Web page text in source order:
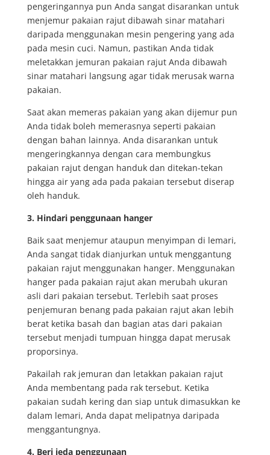
pengeringannya pun Anda sangat disarankan untuk
menjemur pakaian rajut dibawah sinar matahari
daripada menggunakan mesin pengering yang ada
pada mesin cuci. Namun, pastikan Anda tidak
meletakkan jemuran pakaian rajut Anda dibawah
sinar matahari langsung agar tidak merusak warna
pakaian.
Saat akan memeras pakaian yang akan dijemur pun
Anda tidak boleh memerasnya seperti pakaian
dengan bahan lainnya. Anda disarankan untuk
mengeringkannya dengan cara membungkus
pakaian rajut dengan handuk dan ditekan-tekan
hingga air yang ada pada pakaian tersebut diserap
oleh handuk.
3. Hindari penggunaan hanger
Baik saat menjemur ataupun menyimpan di lemari,
Anda sangat tidak dianjurkan untuk menggantung
pakaian rajut menggunakan hanger. Menggunakan
hanger pada pakaian rajut akan merubah ukuran
asli dari pakaian tersebut. Terlebih saat proses
penjemuran benang pada pakaian rajut akan lebih
berat ketika basah dan bagian atas dari pakaian
tersebut menjadi tumpuan hingga dapat merusak
proporsinya.
Pakailah rak jemuran dan letakkan pakaian rajut
Anda membentang pada rak tersebut. Ketika
pakaian sudah kering dan siap untuk dimasukkan ke
dalam lemari, Anda dapat melipatnya daripada
menggantungnya.
4. Beri jeda penggunaan